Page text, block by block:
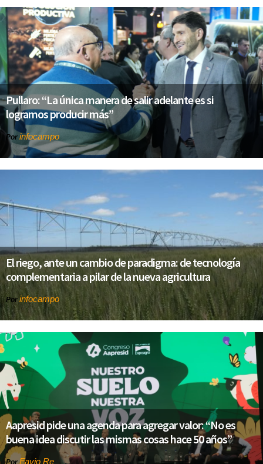
Pullaro: “La única manera de salir adelante es si
logramos producir más”
Por infocampo
El riego, ante un cambio de paradigma: de tecnología
complementaria a pilar de la nueva agricultura
Por infocampo
Aapresid pide una agenda para agregar valor: “No es
buena idea discutir las mismas cosas hace 50 años”
PorFavio Re